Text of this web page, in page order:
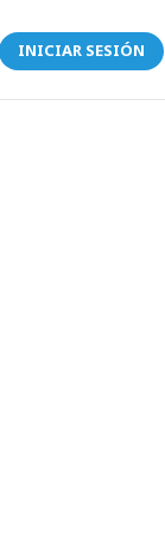
INICIAR SESIÓN